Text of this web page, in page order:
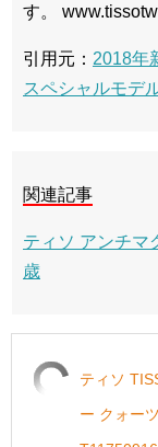
す。
引用元： 2018年
スペシャルモデ
関連記事
ティソ アンチマ
歳
ティソ
ー クォー